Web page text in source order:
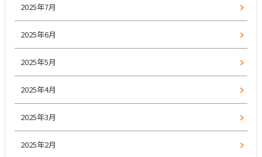
2025年7月
2025年6月
2025年5月
2025年4月
2025年3月
2025年2月